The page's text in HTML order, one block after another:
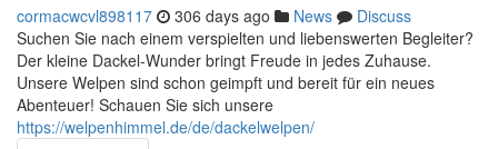
cormacwcvl898117 306 days ago News
Discuss
Suchen Sie nach einem verspielten und liebenswerten Begleiter?
Der kleine Dackel-Wunder bringt Freude in jedes Zuhause.
Unsere Welpen sind schon geimpft und bereit für ein neues
Abenteuer! Schauen Sie sich unsere
https://welpenhimmel.de/de/dackelwelpen/